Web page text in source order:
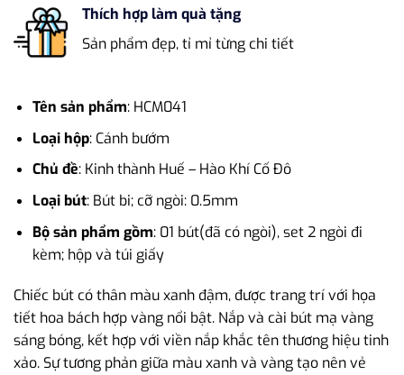
Thích hợp làm quà tặng
Sản phẩm đẹp, tỉ mỉ từng chi tiết
Tên sản phẩm: HCM041
Loại hộp: Cánh bướm
Chủ đề: Kinh thành Huế – Hào Khí Cố Đô
Loại bút: Bút bi; cỡ ngòi: 0.5mm
Bộ sản phẩm gồm: 01 bút(đã có ngòi), set 2 ngòi đi
kèm; hộp và túi giấy
Chiếc bút có thân màu xanh đậm, được trang trí với họa
tiết hoa bách hợp vàng nổi bật. Nắp và cài bút mạ vàng
sáng bóng, kết hợp với viền nắp khắc tên thương hiệu tinh
xảo. Sự tương phản giữa màu xanh và vàng tạo nên vẻ